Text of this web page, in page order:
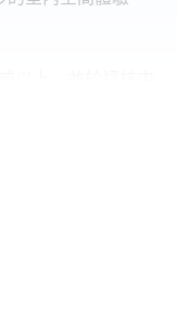
維電腦動畫製